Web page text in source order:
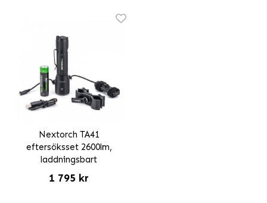
Nextorch TA41
eftersöksset 2600lm,
laddningsbart
1 795 kr